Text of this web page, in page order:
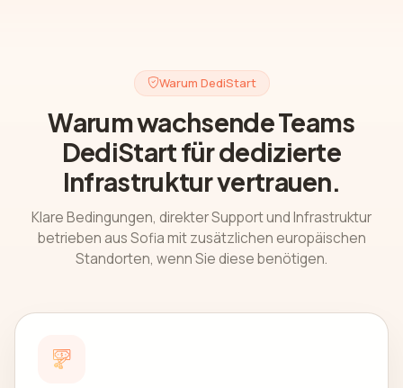
Warum DediStart
Warum wachsende Teams
DediStart für dedizierte
Infrastruktur vertrauen.
Klare Bedingungen, direkter Support und Infrastruktur
betrieben aus Sofia mit zusätzlichen europäischen
Standorten, wenn Sie diese benötigen.